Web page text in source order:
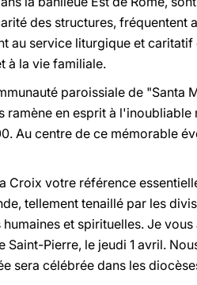
des structures,
au service liturgique et
à la vie familiale.
paroissiale de
ramène en esprit à
Au centre de ce mémorable
Croix votre référence
tellement tenaillé par les
et spirituelles. Je
Saint-Pierre, le jeudi 1 avril.
sera célébrée dans les